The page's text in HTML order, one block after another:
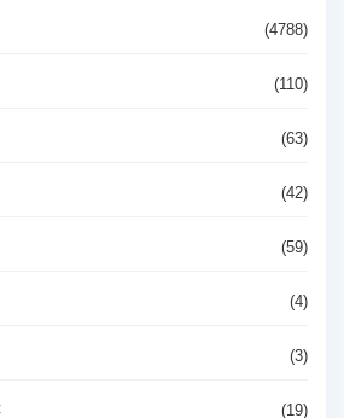
(4788)
(110)
(63)
(42)
(59)
(4)
(3)
(19)